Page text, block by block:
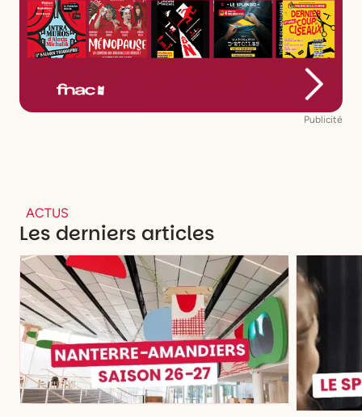
Publicité
ACTUS
Les derniers articles